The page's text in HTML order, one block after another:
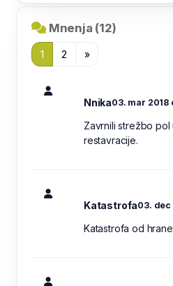
Mnenja (12)
1 2 »
Nnika03. mar 2018
Zavrnili strežbo
restavracije.
Katastrofa03. dec
Katastrofa od